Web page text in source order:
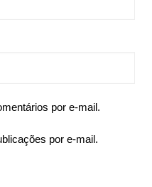
por e-mail.
por e-mail.